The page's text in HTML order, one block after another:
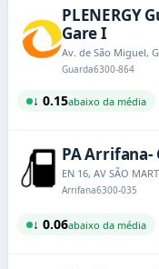
PLENERGY
Gare I
Av. de São Miguel,
Guarda6300-864
↓ 0.15abaixo da média
PA Arrifana-
EN 16, AV SÃO
Arrifana6300-035
↓ 0.06abaixo da média